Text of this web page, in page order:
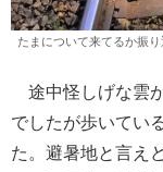
たまについて来てるか振
途中怪しげな雲
でしたが歩いてい
た。避暑地と言え